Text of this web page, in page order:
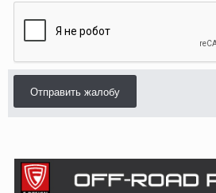
Отправить жалобу